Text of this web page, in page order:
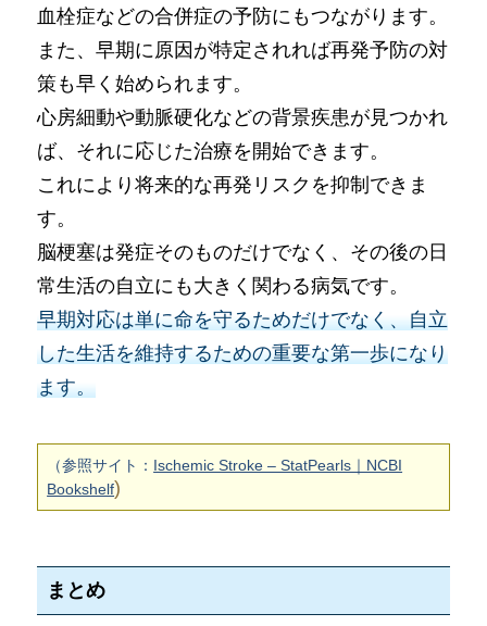
血栓症などの合併症の予防にもつながります。
また、早期に原因が特定されれば再発予防の対
策も早く始められます。
心房細動や動脈硬化などの背景疾患が見つかれ
ば、それに応じた治療を開始できます。
これにより将来的な再発リスクを抑制できま
す。
脳梗塞は発症そのものだけでなく、その後の日
常生活の自立にも大きく関わる病気です。
早期対応は単に命を守るためだけでなく、自立
した生活を維持するための重要な第一歩になり
ます。
（参照サイト： Ischemic Stroke – StatPearls｜NCBI
Bookshelf)
まとめ